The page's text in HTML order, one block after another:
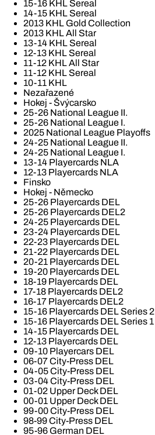
15-16 KHL Sereal
14-15 KHL Sereal
2013 KHL Gold Collection
2013 KHL All Star
13-14 KHL Sereal
12-13 KHL Sereal
11-12 KHL All Star
11-12 KHL Sereal
10-11 KHL
Nezařazené
Hokej - Švýcarsko
25-26 National League II.
25-26 National League I.
2025 National League Playoffs
24-25 National League II.
24-25 National League I.
13-14 Playercards NLA
12-13 Playercards NLA
Finsko
Hokej - Německo
25-26 Playercards DEL
25-26 Playercards DEL2
24-25 Playercards DEL
23-24 Playercards DEL
22-23 Playercards DEL
21-22 Playercards DEL
20-21 Playercards DEL
19-20 Playercards DEL
18-19 Playercards DEL
17-18 Playercards DEL2
16-17 Playercards DEL2
15-16 Playercards DEL Series 2
15-16 Playercards DEL Series 1
14-15 Playercards DEL
12-13 Playercards DEL
09-10 Playercars DEL
06-07 City-Press DEL
04-05 City-Press DEL
03-04 City-Press DEL
01-02 Upper Deck DEL
00-01 Upper Deck DEL
99-00 City-Press DEL
98-99 City-Press DEL
95-96 German DEL